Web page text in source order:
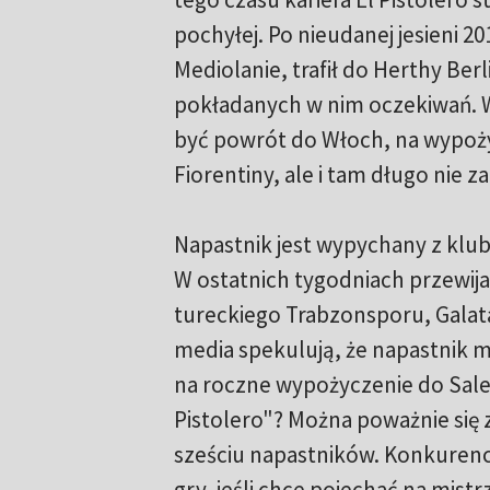
pochyłej. Po nieudanej jesieni
Mediolanie, trafił do Herthy
pokładanych w nim oczekiwań.
być powrót do Włoch, na
Fiorentiny, ale i tam długo nie
Napastnik jest wypychany z
W ostatnich tygodniach
tureckiego Trabzonsporu,
media spekulują, że napastnik
na roczne wypożyczenie do
Pistolero"? Można poważnie
sześciu napastników.